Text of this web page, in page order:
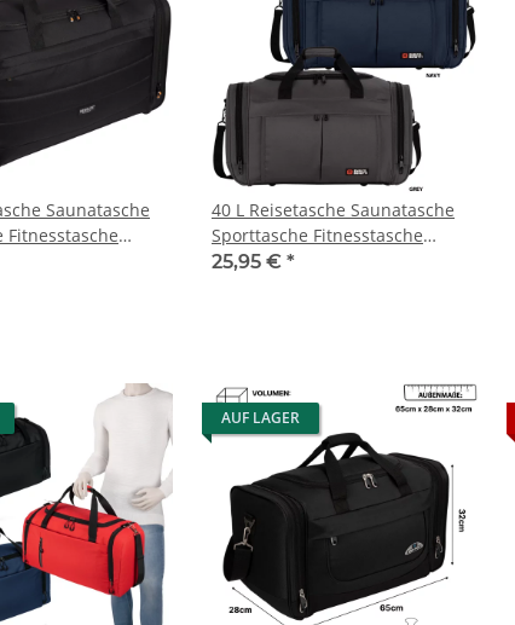
Saunatasche
Fitnesstasche
40 L Reisetasche Saunatasche
Sporttasche Fitnesstasche
Damen Herren
25,95 € *
AUF LAGER